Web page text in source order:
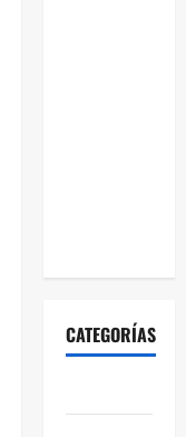
CATEGORÍAS